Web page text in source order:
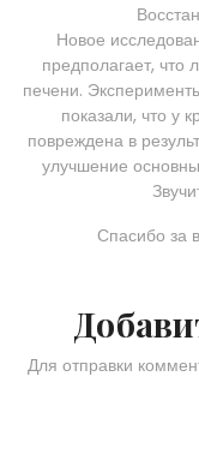
Новое
предполагает,
печени.
показали, что у
повреждена в
улучшение
Спасибо за
Для отправки